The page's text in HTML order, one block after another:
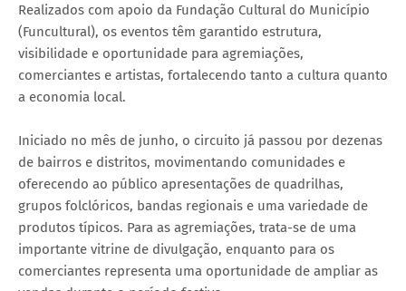
Realizados com apoio da Fundação Cultural do Município
(Funcultural), os eventos têm garantido estrutura,
visibilidade e oportunidade para agremiações,
comerciantes e artistas, fortalecendo tanto a cultura quanto
a economia local.
Iniciado no mês de junho, o circuito já passou por dezenas
de bairros e distritos, movimentando comunidades e
oferecendo ao público apresentações de quadrilhas,
grupos folclóricos, bandas regionais e uma variedade de
produtos típicos. Para as agremiações, trata-se de uma
importante vitrine de divulgação, enquanto para os
comerciantes representa uma oportunidade de ampliar as